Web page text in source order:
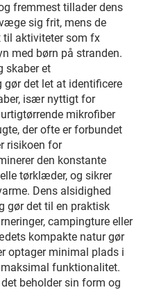
fremmest tillader dens
sig frit, mens de
aktiviteter som fx
med børn på stranden.
skaber et
det let at identificere
især nyttigt for
mikrofiber
der ofte er forbundet
risikoen for
den konstante
tørklæder, og sikrer
Dens alsidighed
gør det til en praktisk
campingture eller
kompakte natur gør
optager minimal plads i
funktionalitet.
beholder sin form og